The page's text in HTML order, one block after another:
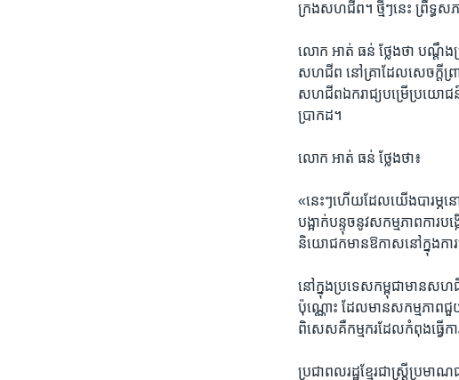
ក្រង​សហជីព។​ ថ្មីៗ​នេះ​ ព្រឹទ្ធសភ
លោក​ អាត់ ធន់ ថ្លែង​ថា​ បណ្តឹ
សហជីព​ នៅ​គ្រា​ដែល​សេចក្តី​ព្រ
សហជីព​ឯករាជ្យ​បម្រើ​ប្រយោជន៍​
ប្រាកដ។
លោក អាត់ ធន់ ថ្លែង​ថា៖
«នេះៗ​ហើយ​ដែល​យើង​បារម្ភ​ន
បង្អាក់បន្ទុច​នូវ​សកម្មភាព​កា
និយោជក​មាន​ឱកាស​នៅ​ក្នុង​ការ​
នៅ​ក្នុង​ប្រទេស​កម្ពុជា​មាន​ស
ប៉ុណ្ណោះ ​ដែល​មាន​សកម្មភាព​ជួ
ពិសេស​គឺ​កម្មករ​ដែល​កំពុង​ធ្វើកា
ប្រជា​ពលរដ្ឋ​ខ្មែរ​ជា​ស្រ្តី​ប្រ